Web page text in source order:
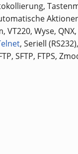
VT220, Wyse, QNX,
, Seriell
SFTP, FTPS,